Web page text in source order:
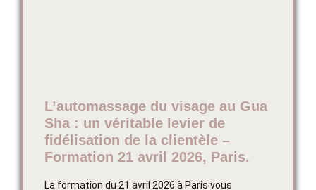
L’automassage du visage au Gua
Sha : un véritable levier de
fidélisation de la clientèle –
Formation 21 avril 2026, Paris.
La formation du 21 avril 2026 à Paris vous